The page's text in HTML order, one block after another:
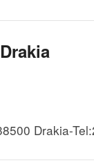
Drakia-